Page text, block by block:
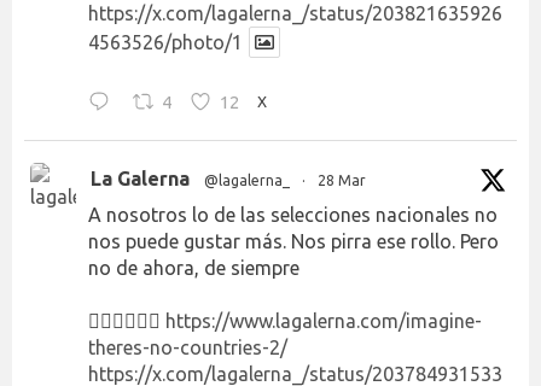
https://x.com/lagalerna_/status/203821635926
4563526/photo/1
4 12 X
La Galerna @lagalerna_ · 28 Mar
A nosotros lo de las selecciones nacionales no
nos puede gustar más. Nos pirra ese rollo. Pero
no de ahora, de siempre
👉🏻👉🏻👉🏻 https://www.lagalerna.com/imagine-
theres-no-countries-2/
https://x.com/lagalerna_/status/203784931533